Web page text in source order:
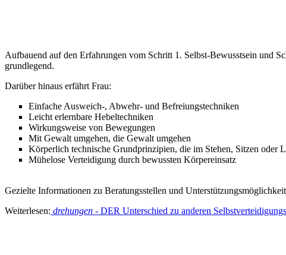
Aufbauend auf den Erfahrungen vom Schritt 1. Selbst-Bewusstsein und
grundlegend.
Darüber hinaus erfährt Frau:
Einfache Ausweich-, Abwehr- und Befreiungstechniken
Leicht erlernbare Hebeltechniken
Wirkungsweise von Bewegungen
Mit Gewalt umgehen, die Gewalt umgehen
Körperlich technische Grundprinzipien, die im Stehen, Sitzen oder
Mühelose Verteidigung durch bewussten Körpereinsatz
Gezielte Informationen zu Beratungsstellen und
Weiterlesen: drehungen - DER Unterschied zu anderen